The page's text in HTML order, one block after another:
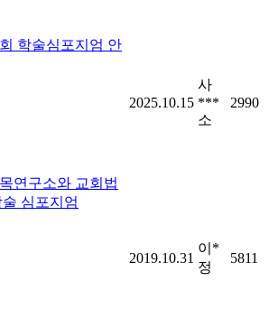
학술심포지엄 안
2025.10.15
사
***
소
2990
연구소와 교회법
심포지엄
2019.10.31
이*
정
5811